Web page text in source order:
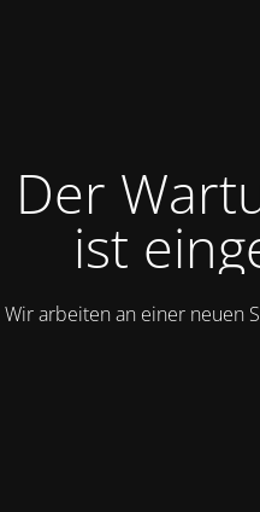
Der
ist
Wir arbeiten an einer neuen